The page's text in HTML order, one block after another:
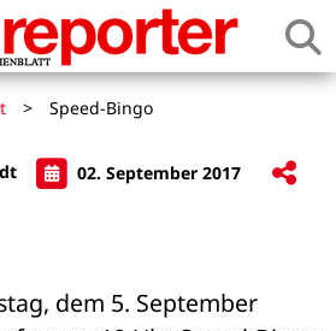
> Speed-Bingo
02. September 2017
dem 5. September